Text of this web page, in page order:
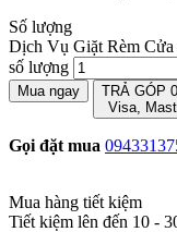
Số lượng
Dịch Vụ Giặt Rèm
số lượng
Mua ngay
TRẢ GÓP
Visa,
Gọi đặt mua
Mua hàng tiết kiệm
Tiết kiệm lên đến 10 -